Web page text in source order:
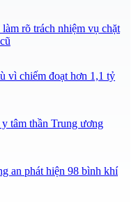
rõ trách nhiệm vụ chặt
vì chiếm đoạt hơn 1,1 tỷ
tâm thần Trung ương
an phát hiện 98 bình khí